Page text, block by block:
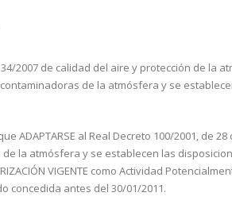
34/2007 de calidad del aire y protección de la
de la atmósfera y se
ADAPTARSE al Real Decreto 100/2001, de
la atmósfera y se establecen las
VIGENTE como Actividad
concedida antes del 30/01/2011.